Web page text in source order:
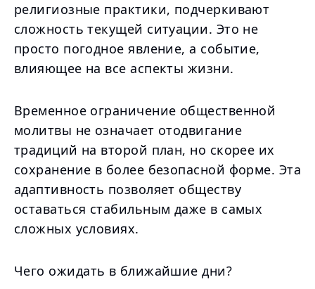
религиозные практики, подчеркивают
сложность текущей ситуации. Это не
просто погодное явление, а событие,
влияющее на все аспекты жизни.
Временное ограничение общественной
молитвы не означает отодвигание
традиций на второй план, но скорее их
сохранение в более безопасной форме. Эта
адаптивность позволяет обществу
оставаться стабильным даже в самых
сложных условиях.
Чего ожидать в ближайшие дни?